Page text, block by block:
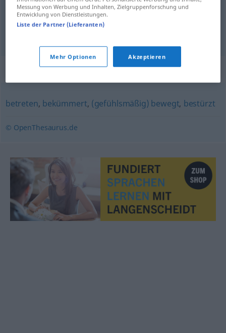
şaşkın betroffen(≈ bestürzt)
Synonyme für "betroffen"
betreten, bekümmert, (gefühlsmäßig) bewegt, bestürzt
© OpenThesaurus.de
Messung von Werbung und Inhalten, Zielgruppenforschung und
Entwicklung von Dienstleistungen.
Liste der Partner (Lieferanten)
Mehr Optionen Akzeptieren